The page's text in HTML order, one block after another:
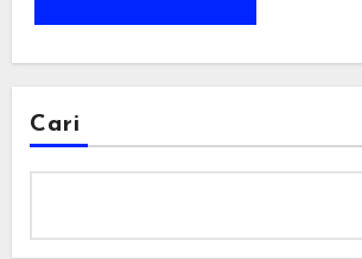
Cari